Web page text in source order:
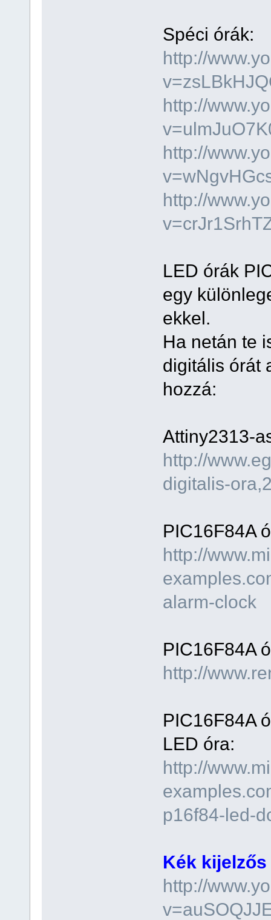
Spéci órák:
http://
http://
http://
http://
LED órák
egy
ekkel.
Ha netán te
digitális órát
hozzá:
Attiny2313-
http://
digitalis-
PIC16F84A
http://
alarm-clock
PIC16F84A
http://
PIC16F84A
LED óra:
http://
p16f84-led-
Kék
http://